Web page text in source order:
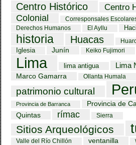
Centro Histórico
Centro
Colonial
Corresponsales
Derechos Humanos El Ayllu
historia Huacas
Iglesia Junín Keiko Fujimori
Lima lima antigua Lima
Marco Gamarra Ollanta Humala
patrimonio cultural
Provincia de Barranca Provincia de
Quintas rímac Sierra
Sitios Arqueológicos
Valle del Río Chillón ventanilla